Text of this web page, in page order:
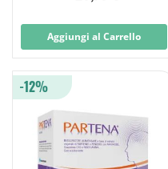
Aggiungi al Carrello
-12%